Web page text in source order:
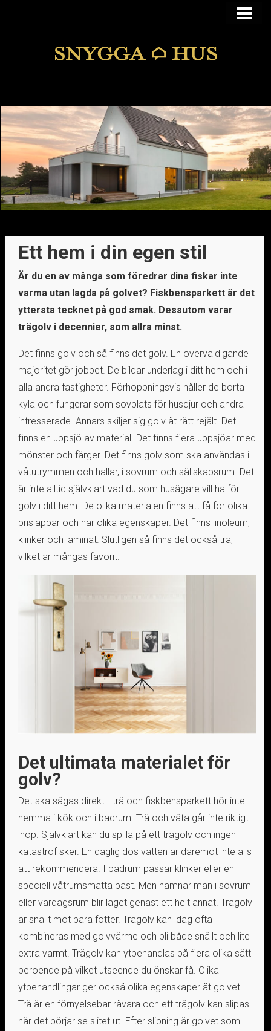
BLOGG
Ett hem i din egen stil
Är du en av många som föredrar dina fiskar inte
varma utan lagda på golvet? Fiskbensparkett är det
yttersta tecknet på god smak. Dessutom varar
trägolv i decennier, som allra minst.
Det finns golv och så finns det golv. En överväldigande
majoritet gör jobbet. De bildar underlag i ditt hem och i
alla andra fastigheter. Förhoppningsvis håller de borta
kyla och fungerar som sovplats för husdjur och andra
intresserade. Annars skiljer sig golv åt rätt rejält. Det
finns en uppsjö av material. Det finns flera uppsjöar med
mönster och färger. Det finns golv som ska användas i
våtutrymmen och hallar, i sovrum och sällskapsrum. Det
är inte alltid självklart vad du som husägare vill ha för
golv i ditt hem. De olika materialen finns att få för olika
prislappar och har olika egenskaper. Det finns linoleum,
klinker och laminat. Slutligen så finns det också trä,
vilket är mångas favorit.
Det ultimata materialet för
golv?
Det ska sägas direkt - trä och fiskbensparkett hör inte
hemma i kök och i badrum. Trä och väta går inte riktigt
ihop. Självklart kan du spilla på ett trägolv och ingen
katastrof sker. En daglig dos vatten är däremot inte alls
att rekommendera. I badrum passar klinker eller en
speciell våtrumsmatta bäst. Men hamnar man i sovrum
eller vardagsrum blir läget genast ett helt annat. Trägolv
är snällt mot bara fötter. Trägolv kan idag ofta
kombineras med golvvärme och bli både snällt och lite
extra varmt. Trägolv kan ytbehandlas på flera olika sätt
beroende på vilket utseende du önskar få. Olika
ytbehandlingar ger också olika egenskaper åt golvet.
Trä är en förnyelsebar råvara och ett trägolv kan slipas
när det börjar se slitet ut. Efter slipning är golvet som